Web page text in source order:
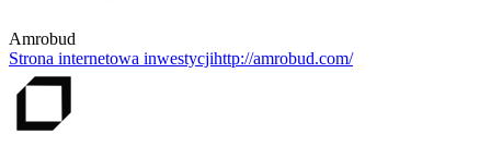
Amrobud
Strona internetowa inwestycjihttp://amrobud.com/